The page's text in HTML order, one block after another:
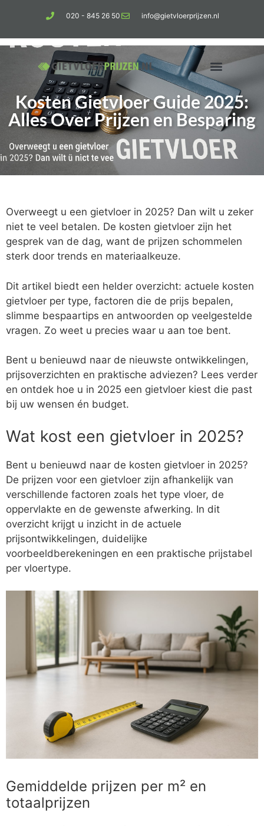
020 - 845 26 50 info@gietvloerprijzen.nl
Kosten Gietvloer Guide 2025:
Alles Over Prijzen en Besparing
Overweegt u een gietvloer in 2025? Dan wilt u zeker
niet te veel betalen. De kosten gietvloer zijn het
gesprek van de dag, want de prijzen schommelen
sterk door trends en materiaalkeuze.
Dit artikel biedt een helder overzicht: actuele kosten
gietvloer per type, factoren die de prijs bepalen,
slimme bespaartips en antwoorden op veelgestelde
vragen. Zo weet u precies waar u aan toe bent.
Bent u benieuwd naar de nieuwste ontwikkelingen,
prijsoverzichten en praktische adviezen? Lees verder
en ontdek hoe u in 2025 een gietvloer kiest die past
bij uw wensen én budget.
Wat kost een gietvloer in 2025?
Bent u benieuwd naar de kosten gietvloer in 2025?
De prijzen voor een gietvloer zijn afhankelijk van
verschillende factoren zoals het type vloer, de
oppervlakte en de gewenste afwerking. In dit
overzicht krijgt u inzicht in de actuele
prijsontwikkelingen, duidelijke
voorbeeldberekeningen en een praktische prijstabel
per vloertype.
Gemiddelde prijzen per m² en
totaalprijzen